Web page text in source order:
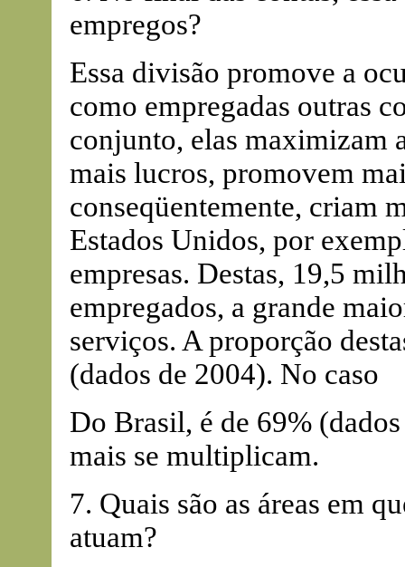
empregos?
Essa divisão promove a
como empregadas outras
conjunto, elas maximizam
mais lucros, promovem
conseqüentemente, criam
Estados Unidos, por
empresas. Destas, 19,5
empregados, a grande
serviços. A proporção
(dados de 2004). No caso
Do Brasil, é de 69%
mais se multiplicam.
7. Quais são as áreas em
atuam?